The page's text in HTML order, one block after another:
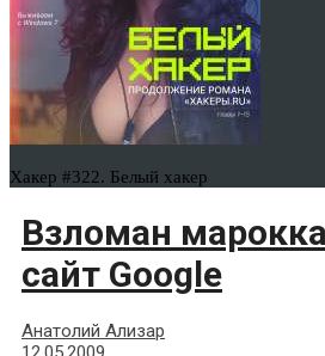
Хакер #322. Белый хакер
Взломан
сайт Google
Анатолий Ализар